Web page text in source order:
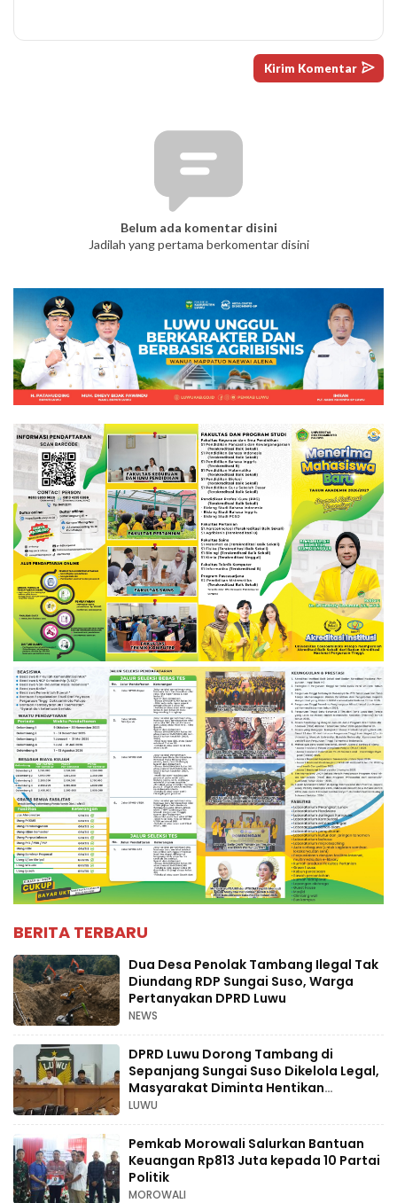
Belum ada komentar disini
Jadilah yang pertama berkomentar disini
BERITA TERBARU
Dua Desa Penolak Tambang Ilegal Tak
Diundang RDP Sungai Suso, Warga
Pertanyakan DPRD Luwu
NEWS
DPRD Luwu Dorong Tambang di
Sepanjang Sungai Suso Dikelola Legal,
Masyarakat Diminta Hentikan
Aktivitas Ilegal
LUWU
Pemkab Morowali Salurkan Bantuan
Keuangan Rp813 Juta kepada 10 Partai
Politik
MOROWALI